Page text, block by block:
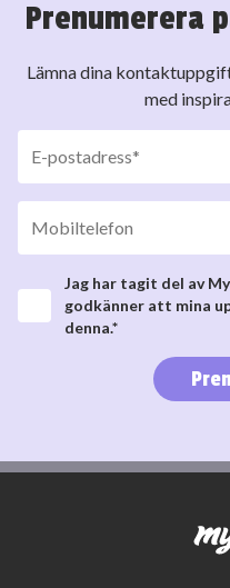
Prenumerera
Lämna dina
med
Jag har tagit del av
godkänner att mina
denna.*